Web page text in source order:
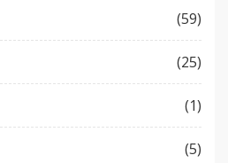
(59)
(25)
(1)
(5)